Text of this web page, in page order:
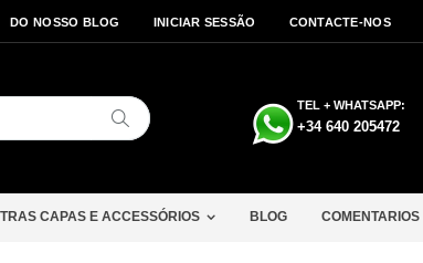
DO NOSSO BLOG INICIAR SESSÃO CONTACTE-NOS
Pesquisa
TEL + WHATSAPP:
+34 640 205472
CAPAS E ACCESSÓRIOS BLOG COMENTARIOS